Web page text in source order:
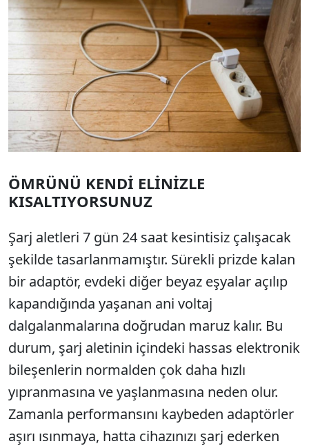
ÖMRÜNÜ KENDİ ELİNİZLE
KISALTIYORSUNUZ
Şarj aletleri 7 gün 24 saat kesintisiz çalışacak
şekilde tasarlanmamıştır. Sürekli prizde kalan
bir adaptör, evdeki diğer beyaz eşyalar açılıp
kapandığında yaşanan ani voltaj
dalgalanmalarına doğrudan maruz kalır. Bu
durum, şarj aletinin içindeki hassas elektronik
bileşenlerin normalden çok daha hızlı
yıpranmasına ve yaşlanmasına neden olur.
Zamanla performansını kaybeden adaptörler
aşırı ısınmaya, hatta cihazınızı şarj ederken